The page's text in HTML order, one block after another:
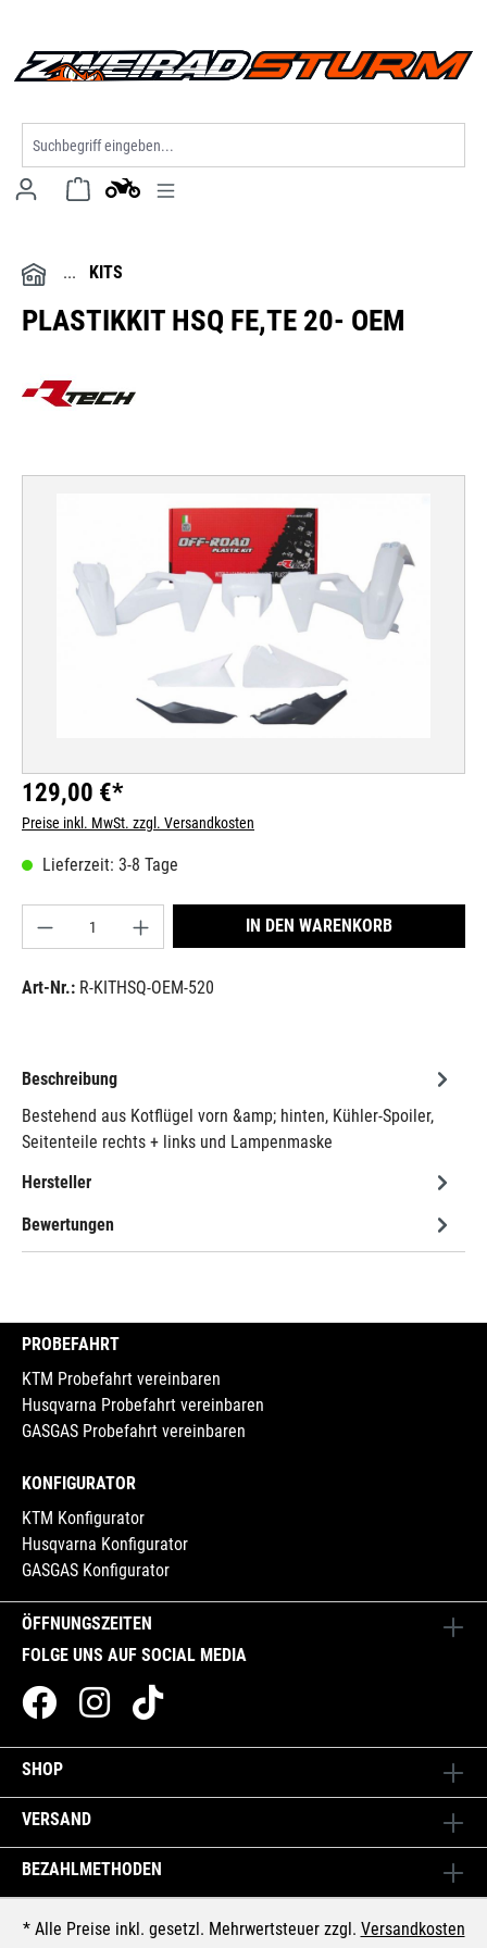
KITS
PLASTIKKIT HSQ FE,TE 20- OEM
Bildergalerie überspringen
129,00 €*
Preise inkl. MwSt. zzgl. Versandkosten
Lieferzeit: 3-8 Tage
Produkt Anzahl: Gib den gewünschten Wert
IN DEN WARENKORB
Art-Nr.: R-KITHSQ-OEM-520
Beschreibung
Bestehend aus Kotflügel vorn &amp; hinten, Kühler-Spoiler,
Seitenteile rechts + links und Lampenmaske
Hersteller
Bewertungen
ÖFFNUNGSZEITEN
FOLGE UNS AUF SOCIAL MEDIA
PROBEFAHRT
KTM Probefahrt vereinbaren
Husqvarna Probefahrt vereinbaren
GASGAS Probefahrt vereinbaren
KONFIGURATOR
KTM Konfigurator
Husqvarna Konfigurator
GASGAS Konfigurator
SHOP
VERSAND
BEZAHLMETHODEN
* Alle Preise inkl. gesetzl. Mehrwertsteuer zzgl. Versandkosten